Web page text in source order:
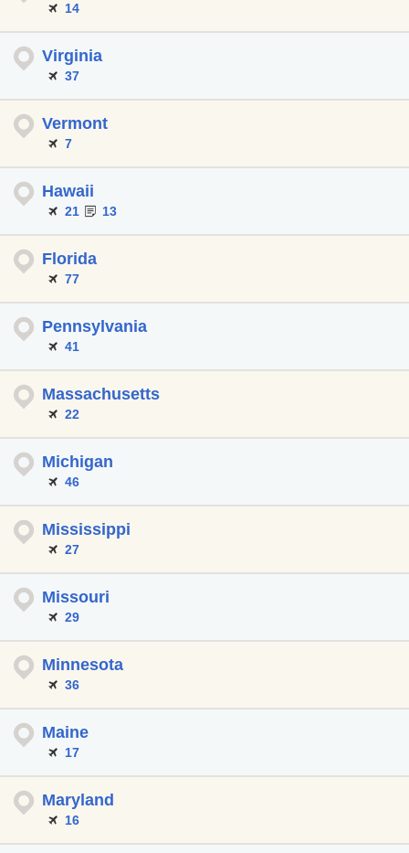
14
Virginia
37
Vermont
7
Hawaii
21 13
Florida
77
Pennsylvania
41
Massachusetts
22
Michigan
46
Mississippi
27
Missouri
29
Minnesota
36
Maine
17
Maryland
16